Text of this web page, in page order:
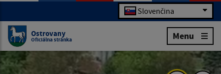
Slovenčina
Ostrovany
Oficiálna stránka Menu